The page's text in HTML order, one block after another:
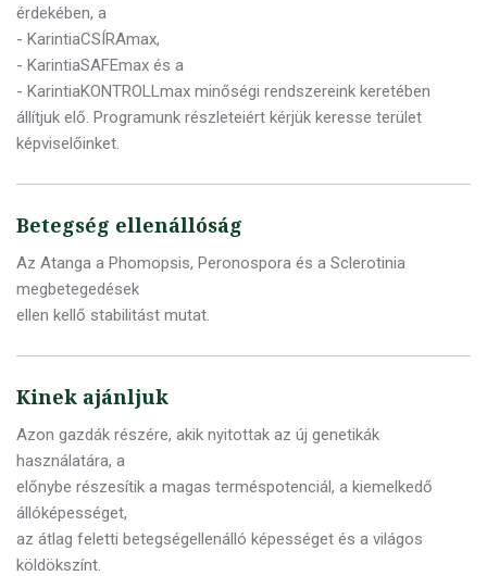
érdekében, a
- KarintiaCSÍRAmax,
- KarintiaSAFEmax és a
- KarintiaKONTROLLmax minőségi rendszereink keretében
állítjuk elő. Programunk részleteiért kérjük keresse terület
képviselőinket.
Betegség ellenállóság
Az Atanga a Phomopsis, Peronospora és a Sclerotinia
megbetegedések
ellen kellő stabilitást mutat.
Kinek ajánljuk
Azon gazdák részére, akik nyitottak az új genetikák
használatára, a
előnybe részesítik a magas terméspotenciál, a kiemelkedő
állóképességet,
az átlag feletti betegségellenálló képességet és a világos
köldökszínt.